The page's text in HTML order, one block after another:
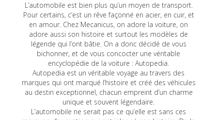
L’automobile est bien plus qu’un moyen de transport.
Pour certains, c’est un rêve façonné en acier, en cuir, et
en amour. Chez Mecanicus, on adore la voiture, on
adore aussi son histoire et surtout les modèles de
légende qui l’ont bâtie. On a donc décidé de vous
bichonner, et de vous concocter une véritable
encyclopédie de la voiture : Autopedia.
Autopedia est un véritable voyage au travers des
marques qui ont marqué l’histoire et créé des véhicules
au destin exceptionnel, chacun empreint d’un charme
unique et souvent légendaire.
L’automobile ne serait pas ce qu’elle est sans ces